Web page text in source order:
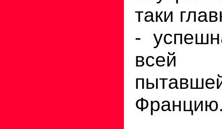
таки
-
всей